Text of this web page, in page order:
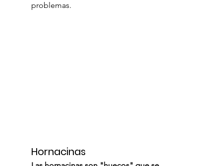
problemas.
Hornacinas